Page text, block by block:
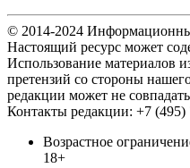
© 2014-2024
Настоящий ресурс может
Использование материалов
претензий со стороны
редакции может не
Контакты редакции: +7
Возрастное
18+